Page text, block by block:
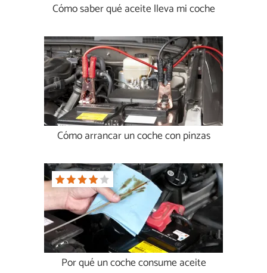
Cómo saber qué aceite lleva mi coche
Cómo arrancar un coche con pinzas
Por qué un coche consume aceite